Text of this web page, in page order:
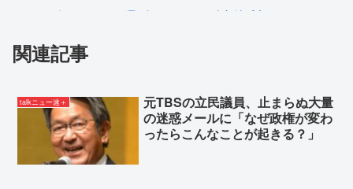
レズセクロスが週刊コロコロで全話無料
「外国人より氷河期世代やニートを救え」の声広が
る 移民批判してる層ってもしかして…
Powered by livedoor 相互RSS
関連記事
talkニュー速＋
元TBSの立民議員、止まらぬ大量
の迷惑メールに「なぜ政権が変わ
ったらこんなことが起きる？」